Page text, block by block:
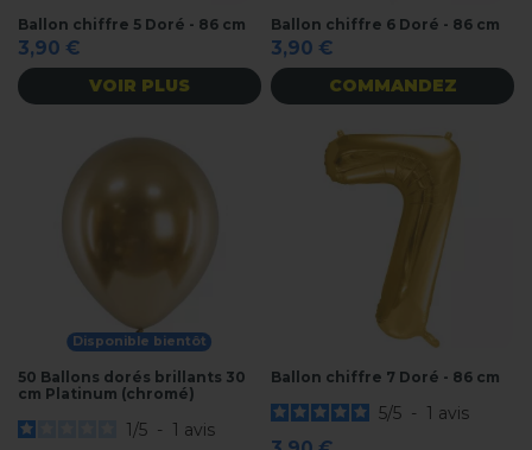
Ballon chiffre 5 Doré - 86 cm
3,90 €
VOIR PLUS
Ballon chiffre 6 Doré - 86 cm
3,90 €
COMMANDEZ
Disponible bientôt
50 Ballons dorés brillants 30
cm Platinum (chromé)
1/5 - 1 avis
Ballon chiffre 7 Doré - 86 cm
5/5 - 1 avis